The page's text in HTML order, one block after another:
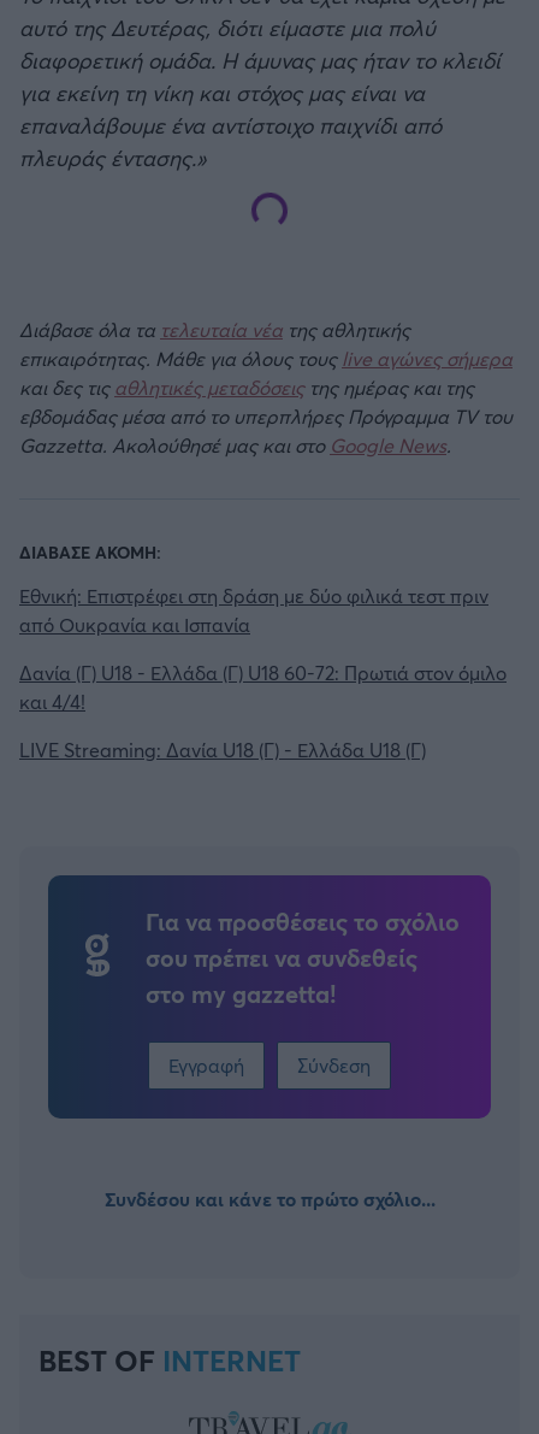
αυτό της Δευτέρας, διότι είμαστε μια πολύ
διαφορετική ομάδα. Η άμυνας μας ήταν το κλειδί
για εκείνη τη νίκη και στόχος μας είναι να
επαναλάβουμε ένα αντίστοιχο παιχνίδι από
πλευράς έντασης.»
Διάβασε όλα τα τελευταία νέα της αθλητικής
επικαιρότητας. Μάθε για όλους τους live αγώνες σήμερα
και δες τιςαθλητικές μεταδόσειςτης ημέρας και της
εβδομάδας μέσα από το υπερπλήρες Πρόγραμμα TV του
Gazzetta. Ακολούθησέ μας και στο Google News.
ΔΙΑΒΑΣΕ ΑΚΟΜΗ:
Εθνική: Επιστρέφει στη δράση με δύο φιλικά τεστ πριν
από Ουκρανία και Ισπανία
Δανία (Γ) U18 - Ελλάδα (Γ) U18 60-72: Πρωτιά στον όμιλο
και 4/4!
LIVE Streaming: Δανία U18 (Γ) - Ελλάδα U18 (Γ)
Για να προσθέσεις το σχόλιο
σου πρέπει να συνδεθείς
στο my gazzetta!
Εγγραφή Σύνδεση
Συνδέσου και κάνε το πρώτο σχόλιο...
BEST OF INTERNET